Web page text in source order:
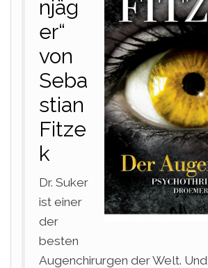
njäg
er“
von
Seba
stian
Fitze
k
Dr. Suker
ist einer
der
besten
Augenchirurgen der Welt. Und